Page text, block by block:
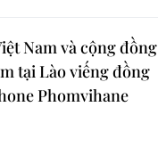
Nam và cộng đồng
tại Lào viếng đồng
Phomvihane